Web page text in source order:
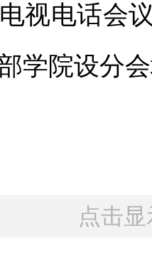
视电话会
学院设分
点击